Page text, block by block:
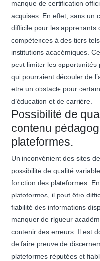
manque de certification
acquises. En effet, sans un
difficile pour les apprenants
compétences à des tiers
institutions académiques.
peut limiter les opportunités
qui pourraient découler de
être un obstacle pour
d’éducation et de carrière.
Possibilité de
contenu
plateformes.
Un inconvénient des sites
possibilité de qualité
fonction des plateformes.
plateformes, il peut être
fiabilité des informations
manquer de rigueur
contenir des erreurs. Il est
de faire preuve de
plateformes réputées et